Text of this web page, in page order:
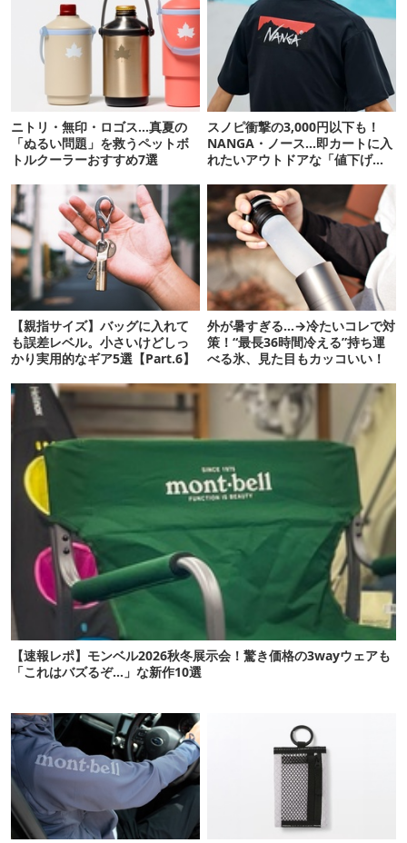
ニトリ・無印・ロゴス…真夏の
「ぬるい問題」を救うペットボ
トルクーラーおすすめ7選
スノピ衝撃の3,000円以下も！
NANGA・ノース…即カートに入
れたいアウトドアな「値下げ夏
【親指サイズ】バッグに入れて
も誤差レベル。小さいけどしっ
かり実用的なギア5選【Part.6】
外が暑すぎる…→冷たいコレで対
策！“最長36時間冷える”持ち運
べる氷、見た目もカッコいい！
【速報レポ】モンベル2026秋冬展示会！驚き価格の3wayウェアも
「これはバズるぞ…」な新作10選